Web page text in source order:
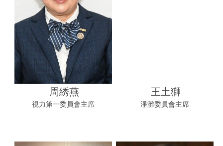
周綉燕
視力第一委員會主席
王土獅
淨灘委員會主席